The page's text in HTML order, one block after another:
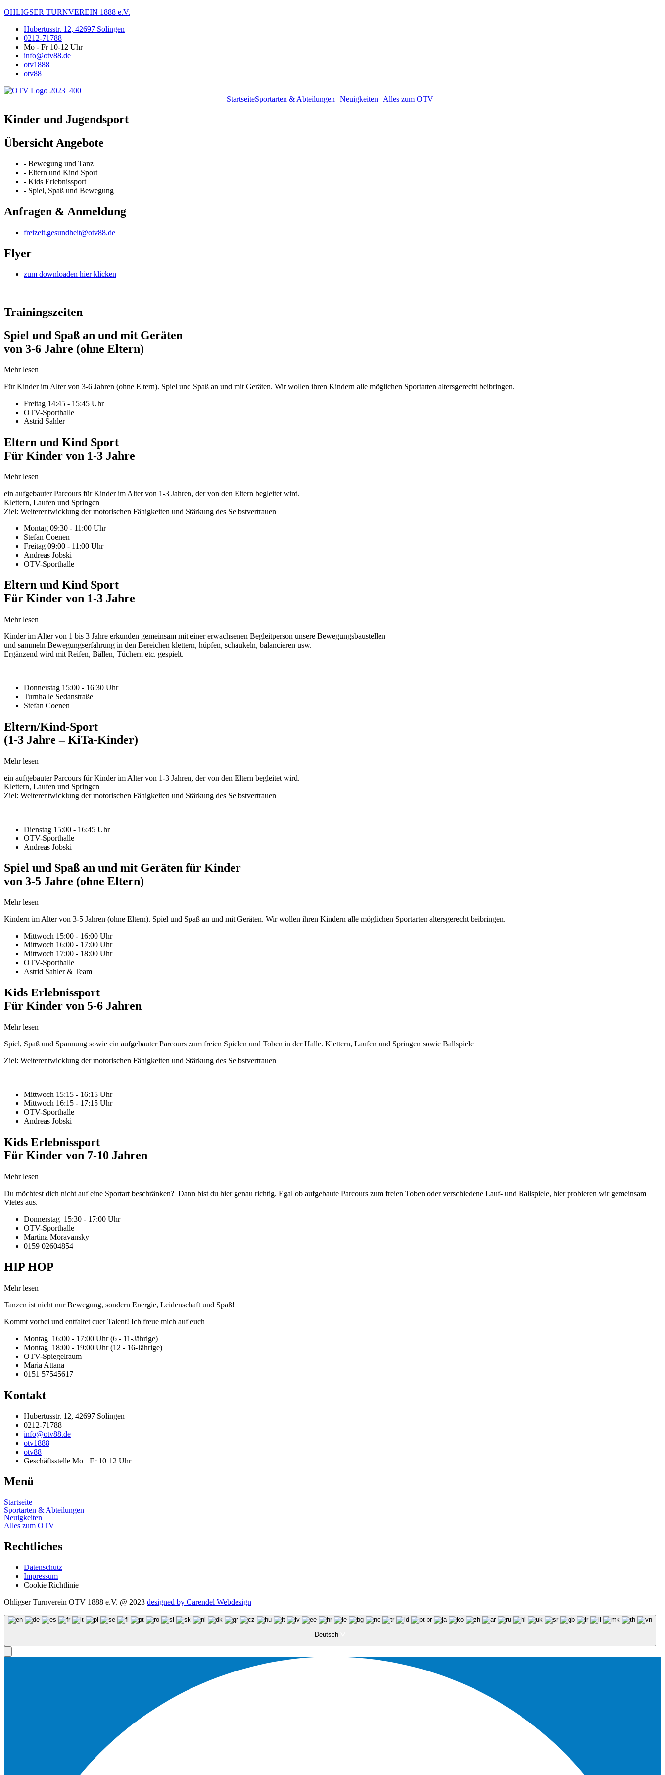
OHLIGSER TURNVEREIN 1888 e.V.
Hubertusstr. 12, 42697 Solingen
0212-71788
Mo - Fr 10-12 Uhr
info@otv88.de
otv1888
otv88
StartseiteSportarten & Abteilungen Neuigkeiten Alles zum OTV
Kinder und Jugendsport
Übersicht Angebote
- Bewegung und Tanz
- Eltern und Kind Sport
- Kids Erlebnissport
- Spiel, Spaß und Bewegung
Anfragen & Anmeldung
freizeit.gesundheit@otv88.de
Flyer
zum downloaden hier klicken
Trainingszeiten
Spiel und Spaß an und mit Geräten
von 3-6 Jahre (ohne Eltern)
Mehr lesen
Für Kinder im Alter von 3-6 Jahren (ohne Eltern). Spiel und Spaß an und mit Geräten. Wir wollen ihren Kindern alle möglichen Sportarten altersgerecht beibringen.
Freitag 14:45 - 15:45 Uhr
OTV-Sporthalle
Astrid Sahler
Eltern und Kind Sport
Für Kinder von 1-3 Jahre
Mehr lesen
ein aufgebauter Parcours für Kinder im Alter von 1-3 Jahren, der von den Eltern begleitet wird.
Klettern, Laufen und Springen
Ziel: Weiterentwicklung der motorischen Fähigkeiten und Stärkung des Selbstvertrauen
Montag 09:30 - 11:00 Uhr
Stefan Coenen
Freitag 09:00 - 11:00 Uhr
Andreas Jobski
OTV-Sporthalle
Eltern und Kind Sport
Für Kinder von 1-3 Jahre
Mehr lesen
Kinder im Alter von 1 bis 3 Jahre erkunden gemeinsam mit einer erwachsenen Begleitperson unsere Bewegungsbaustellen
und sammeln Bewegungserfahrung in den Bereichen klettern, hüpfen, schaukeln, balancieren usw.
Ergänzend wird mit Reifen, Bällen, Tüchern etc. gespielt.
Donnerstag 15:00 - 16:30 Uhr
Turnhalle Sedanstraße
Stefan Coenen
Eltern/Kind-Sport
(1-3 Jahre – KiTa-Kinder)
Mehr lesen
ein aufgebauter Parcours für Kinder im Alter von 1-3 Jahren, der von den Eltern begleitet wird.
Klettern, Laufen und Springen
Ziel: Weiterentwicklung der motorischen Fähigkeiten und Stärkung des Selbstvertrauen
Dienstag 15:00 - 16:45 Uhr
OTV-Sporthalle
Andreas Jobski
Spiel und Spaß an und mit Geräten für Kinder
von 3-5 Jahre (ohne Eltern)
Mehr lesen
Kindern im Alter von 3-5 Jahren (ohne Eltern). Spiel und Spaß an und mit Geräten. Wir wollen ihren Kindern alle möglichen Sportarten altersgerecht beibringen.
Mittwoch 15:00 - 16:00 Uhr
Mittwoch 16:00 - 17:00 Uhr
Mittwoch 17:00 - 18:00 Uhr
OTV-Sporthalle
Astrid Sahler & Team
Kids Erlebnissport
Für Kinder von 5-6 Jahren
Mehr lesen
Spiel, Spaß und Spannung sowie ein aufgebauter Parcours zum freien Spielen und Toben in der Halle. Klettern, Laufen und Springen sowie Ballspiele
Ziel: Weiterentwicklung der motorischen Fähigkeiten und Stärkung des Selbstvertrauen
Mittwoch 15:15 - 16:15 Uhr
Mittwoch 16:15 - 17:15 Uhr
OTV-Sporthalle
Andreas Jobski
Kids Erlebnissport
Für Kinder von 7-10 Jahren
Mehr lesen
Du möchtest dich nicht auf eine Sportart beschränken? Dann bist du hier genau richtig. Egal ob aufgebaute Parcours zum freien Toben oder verschiedene Lauf- und Ballspiele, hier probieren wir gemeinsam
Vieles aus.
Donnerstag 15:30 - 17:00 Uhr
OTV-Sporthalle
Martina Moravansky
0159 02604854
HIP HOP
Mehr lesen
Tanzen ist nicht nur Bewegung, sondern Energie, Leidenschaft und Spaß!
Kommt vorbei und entfaltet euer Talent! Ich freue mich auf euch
Montag 16:00 - 17:00 Uhr (6 - 11-Jährige)
Montag 18:00 - 19:00 Uhr (12 - 16-Jährige)
OTV-Spiegelraum
Maria Attana
0151 57545617
Kontakt
Hubertusstr. 12, 42697 Solingen
0212-71788
info@otv88.de
otv1888
otv88
Geschäftsstelle Mo - Fr 10-12 Uhr
Menü
Startseite
Sportarten & Abteilungen
Neuigkeiten
Alles zum OTV
Rechtliches
Datenschutz
Impressum
Cookie Richtlinie
Ohligser Turnverein OTV 1888 e.V. @ 2023 designed by Carendel Webdesign
Deutsch